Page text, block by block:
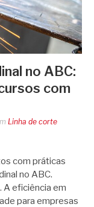
no ABC:
com
Linha de corte
com práticas
no ABC.
A eficiência em
para empresas